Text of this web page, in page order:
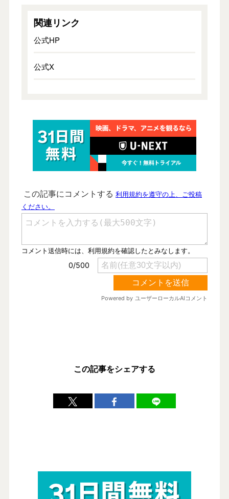
関連リンク
公式HP
公式X
この記事をシェアする